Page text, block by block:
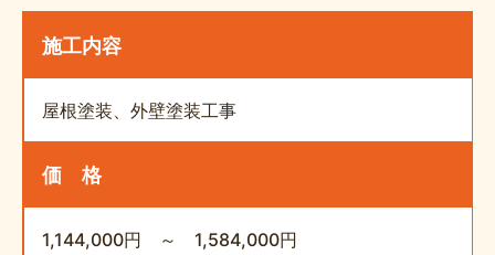
施工内容
屋根塗装、外壁塗装工事
価 格
1,144,000円 ～ 1,584,000円